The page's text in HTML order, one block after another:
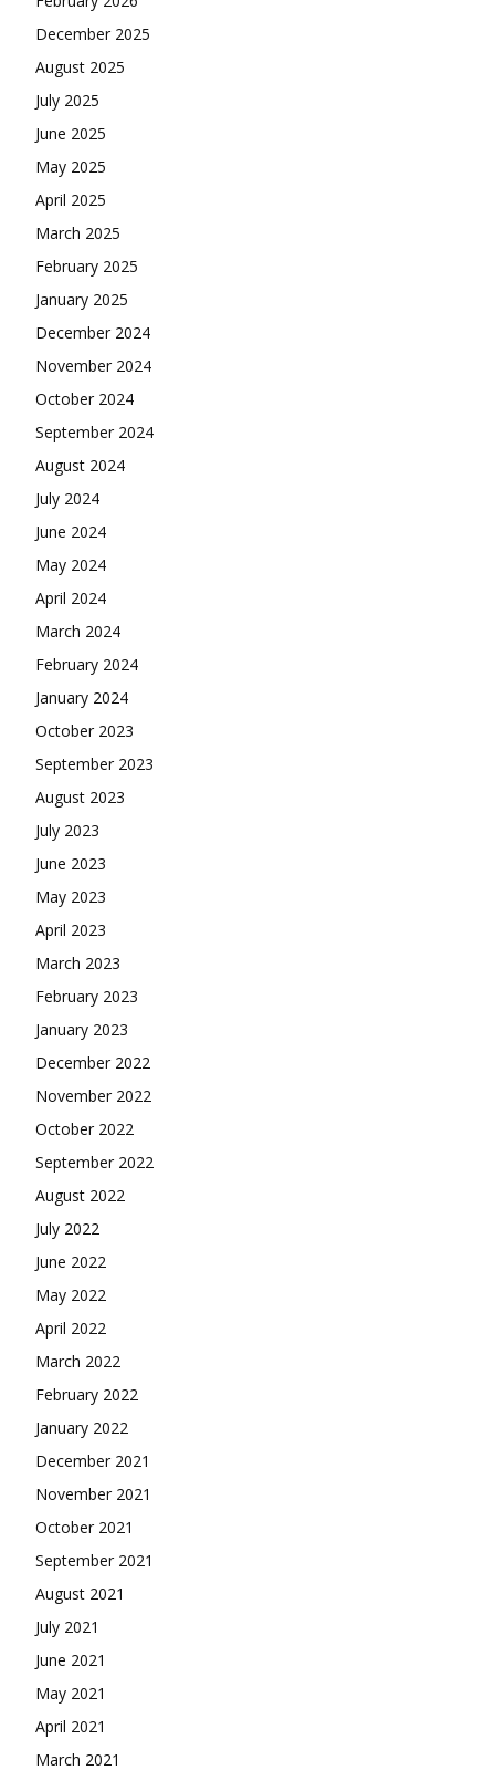
December 2025
August 2025
July 2025
June 2025
May 2025
April 2025
March 2025
February 2025
January 2025
December 2024
November 2024
October 2024
September 2024
August 2024
July 2024
June 2024
May 2024
April 2024
March 2024
February 2024
January 2024
October 2023
September 2023
August 2023
July 2023
June 2023
May 2023
April 2023
March 2023
February 2023
January 2023
December 2022
November 2022
October 2022
September 2022
August 2022
July 2022
June 2022
May 2022
April 2022
March 2022
February 2022
January 2022
December 2021
November 2021
October 2021
September 2021
August 2021
July 2021
June 2021
May 2021
April 2021
March 2021